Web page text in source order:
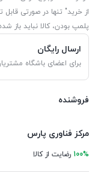
از خرید" تنها در صورتی
پلمپ بودن، کالا نباید باز
ارسال رایگان
برای اعضای باشگاه
فروشنده
مرکز فناوری پارس
100% رضایت از کالا